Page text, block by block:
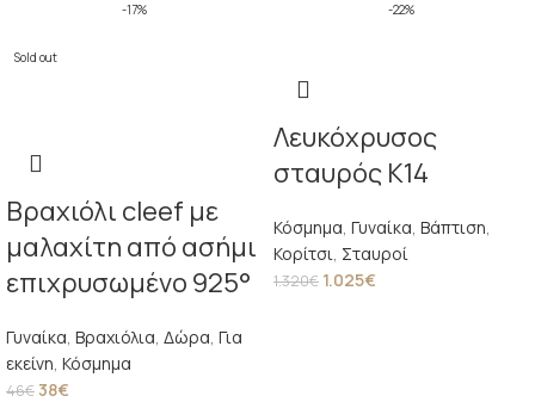
-17%
Sold out
Βραχιόλι cleef με
μαλαχίτη από ασήμι
επιχρυσωμένο 925°
Γυναίκα, Βραχιόλια, Δώρα, Για
εκείνη, Κόσμημα
46€ 38€
-22%
Λευκόχρυσος
σταυρός Κ14
Κόσμημα, Γυναίκα, Βάπτιση,
Κορίτσι, Σταυροί
1.320€ 1.025€